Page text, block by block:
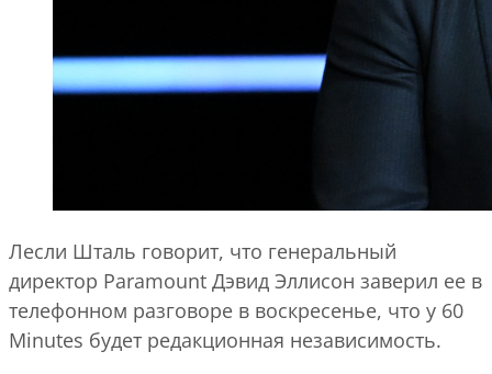
Лесли Шталь говорит, что генеральный
директор Paramount Дэвид Эллисон заверил ее в
телефонном разговоре в воскресенье, что у 60
Minutes будет редакционная независимость.